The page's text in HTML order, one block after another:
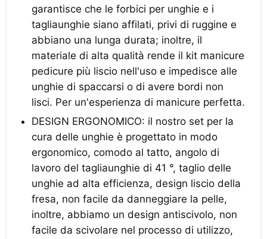
garantisce che le forbici per unghie e i
tagliaunghie siano affilati, privi di ruggine e
abbiano una lunga durata; inoltre, il
materiale di alta qualità rende il kit manicure
pedicure più liscio nell'uso e impedisce alle
unghie di spaccarsi o di avere bordi non
lisci. Per un'esperienza di manicure perfetta.
DESIGN ERGONOMICO: il nostro set per la
cura delle unghie è progettato in modo
ergonomico, comodo al tatto, angolo di
lavoro del tagliaunghie di 41 °, taglio delle
unghie ad alta efficienza, design liscio della
fresa, non facile da danneggiare la pelle,
inoltre, abbiamo un design antiscivolo, non
facile da scivolare nel processo di utilizzo,